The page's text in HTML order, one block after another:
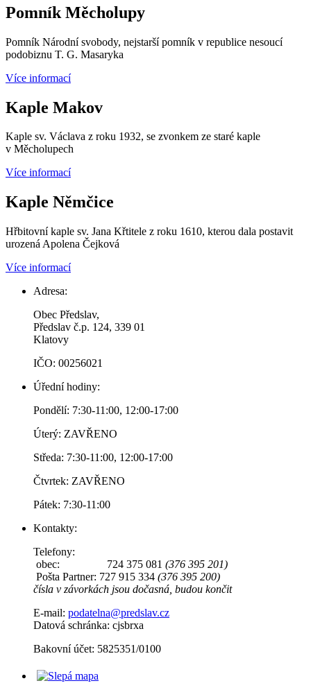
Pomník Měcholupy
Pomník Národní svobody, nejstarší pomník v republice nesoucí
podobiznu T. G. Masaryka
Více informací
Kaple Makov
Kaple sv. Václava z roku 1932, se zvonkem ze staré kaple
v Měcholupech
Více informací
Kaple Němčice
Hřbitovní kaple sv. Jana Křtitele z roku 1610, kterou dala postavit
urozená Apolena Čejková
Více informací
Adresa:
Obec Předslav,
Předslav č.p. 124, 339 01
Klatovy
IČO: 00256021
Úřední hodiny:
Pondělí: 7:30-11:00, 12:00-17:00
Úterý: ZAVŘENO
Středa: 7:30-11:00, 12:00-17:00
Čtvrtek: ZAVŘENO
Pátek: 7:30-11:00
Kontakty:
Telefony:
obec: 724 375 081 (376 395 201)
Pošta Partner: 727 915 334 (376 395 200)
čísla v závorkách jsou dočasná, budou končit
E-mail: podatelna@predslav.cz
Datová schránka: cjsbrxa
Bakovní účet: 5825351/0100